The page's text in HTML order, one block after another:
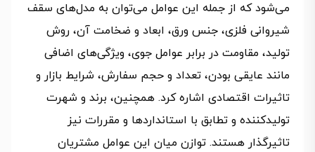
می‌شود که از جمله این عوامل می‌توان به مدل‌های سقف
شیروانی فلزی، جنس ورق، ابعاد و ضخامت آن، روش
تولید، مقاومت در برابر عوامل جوی، ویژگی‌های اضافی
مانند عایقی بودن، تعداد و حجم سفارش، شرایط بازار و
تاثیرات اقتصادی اشاره کرد. همچنین، برند و شهرت
تولیدکننده و تطابق با استانداردها و مقررات نیز
تاثیرگذار هستند. توازن میان این عوامل مشتریان